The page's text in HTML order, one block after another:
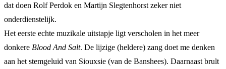
dat doen Rolf Perdok en Martijn Slegtenhorst zeker niet
onderdienstelijk.
Het eerste echte muzikale uitstapje ligt verscholen in het meer
donkere Blood And Salt. De lijzige (heldere) zang doet me denken
aan het stemgeluid van Siouxsie (van de Banshees). Daarnaast brult